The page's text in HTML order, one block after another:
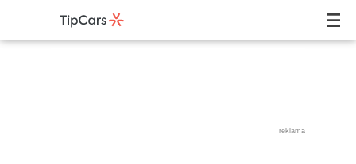
reklama